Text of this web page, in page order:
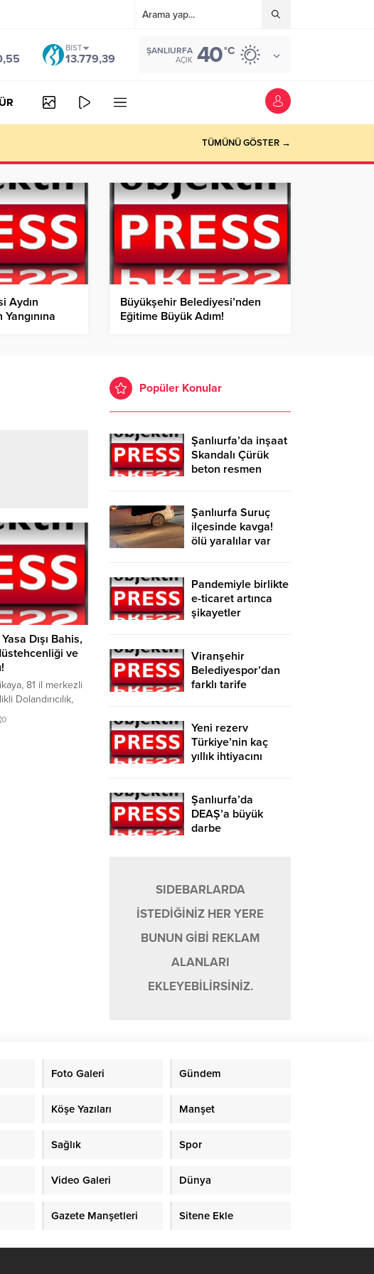
BIST
13.779,39
ŞANLIURFA
AÇIK 40°C
TÜMÜNÜ GÖSTER →
Aydın
Büyükşehir Belediyesi’nden
Eğitime Büyük Adım!
Dışı Bahis,
ve
81 il merkezli
Dolandırıcılık,
ve Tacizi,
suçlarına
0
Popüler Konular
Şanlıurfa’da inşaat
Skandalı Çürük
beton resmen
Şanlıurfa Suruç
ilçesinde kavga!
ölü yaralılar var
Pandemiyle birlikte
e-ticaret artınca
şikayetler
Viranşehir
Belediyespor’dan
farklı tarife
Yeni rezerv
Türkiye’nin kaç
yıllık ihtiyacını
Şanlıurfa’da
DEAŞ’a büyük
darbe
SIDEBARLARDA
İSTEDİĞİNİZ HER YERE
BUNUN GİBİ REKLAM
ALANLARI
EKLEYEBİLİRSİNİZ.
Foto Galeri Gündem
Köşe Yazıları Manşet
Sağlık Spor
Video Galeri Dünya
Gazete Manşetleri Sitene Ekle